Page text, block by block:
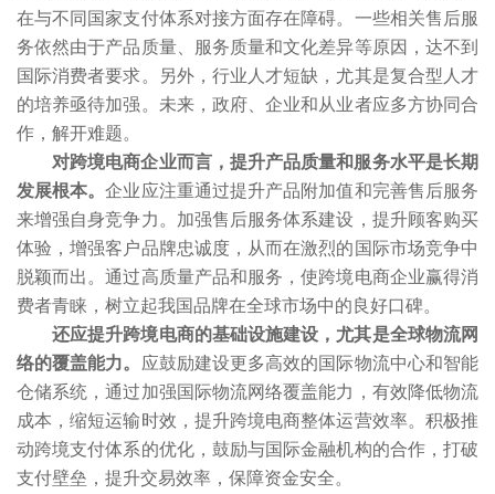
在与不同国家支付体系对接方面存在障碍。一些相关售后服
务依然由于产品质量、服务质量和文化差异等原因，达不到
国际消费者要求。另外，行业人才短缺，尤其是复合型人才
的培养亟待加强。未来，政府、企业和从业者应多方协同合
作，解开难题。
对跨境电商企业而言，提升产品质量和服务水平是长期
发展根本。企业应注重通过提升产品附加值和完善售后服务
来增强自身竞争力。加强售后服务体系建设，提升顾客购买
体验，增强客户品牌忠诚度，从而在激烈的国际市场竞争中
脱颖而出。通过高质量产品和服务，使跨境电商企业赢得消
费者青睐，树立起我国品牌在全球市场中的良好口碑。
还应提升跨境电商的基础设施建设，尤其是全球物流网
络的覆盖能力。 应鼓励建设更多高效的国际物流中心和智能
仓储系统，通过加强国际物流网络覆盖能力，有效降低物流
成本，缩短运输时效，提升跨境电商整体运营效率。积极推
动跨境支付体系的优化，鼓励与国际金融机构的合作，打破
支付壁垒，提升交易效率，保障资金安全。